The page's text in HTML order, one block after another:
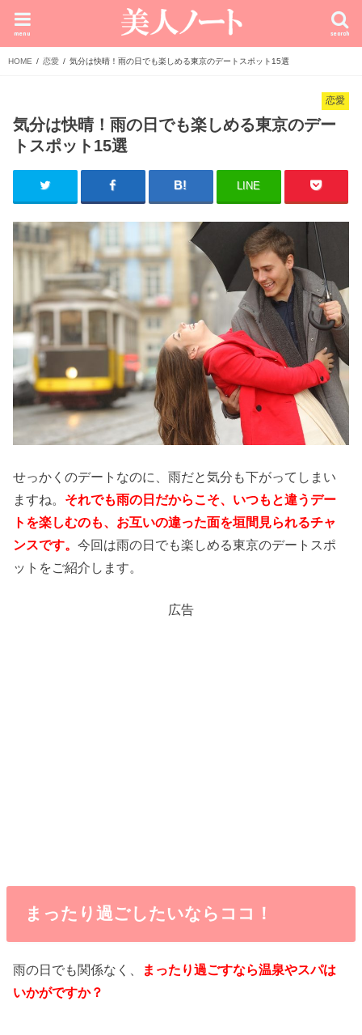
search
menu
HOME 恋愛 気分は快晴！雨の日でも楽しめる東京のデートスポット15選
恋愛
気分は快晴！雨の日でも楽しめる東京のデー
トスポット15選
LINE
せっかくのデートなのに、雨だと気分も下がってしまい
ますね。 それでも雨の日だからこそ、いつもと違うデー
トを楽しむのも、お互いの違った面を垣間見られるチャ
ンスです。今回は雨の日でも楽しめる東京のデートスポ
ットをご紹介します。
広告
まったり過ごしたいならココ！
雨の日でも関係なく、
まったり過ごすなら温泉やスパは
いかがですか？